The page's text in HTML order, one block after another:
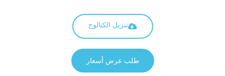
تنزيل الكتالوج
طلب عرض أسعار